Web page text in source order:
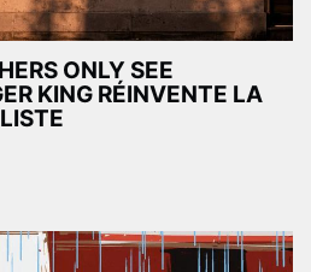
ONLY SEE
KING RÉINVENTE LA